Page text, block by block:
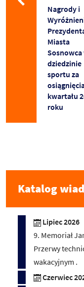
Nagrody i
Miasta
Sosnowca
dziedzinie
sportu za
kwartału
roku
Katalog
Lipiec 2026
9. Memoriał
Przerwy
wakacyjnym .
Czerwiec